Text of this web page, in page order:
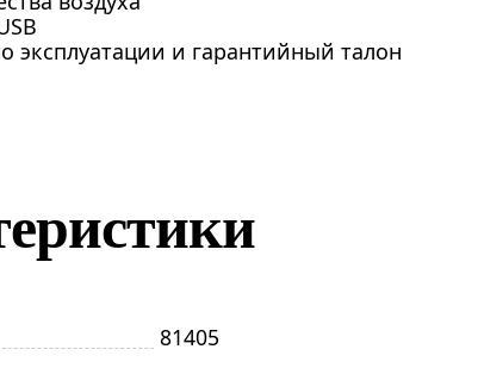
эксплуатации и гарантийный талон
81405